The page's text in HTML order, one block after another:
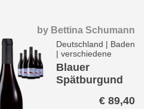
by Bettina Schumann
Deutschland | Baden
|verschiedene
Blauer
Spätburgund
€ 89,40